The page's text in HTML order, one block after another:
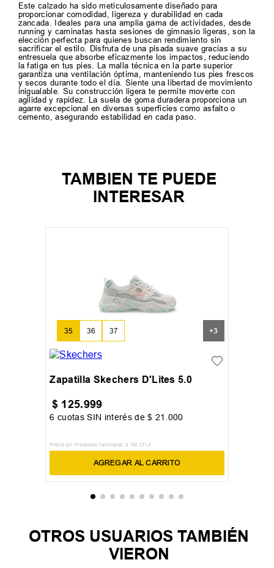
Este calzado ha sido meticulosamente diseñado para
proporcionar comodidad, ligereza y durabilidad en cada
zancada. Ideales para una amplia gama de actividades, desde
running y caminatas hasta sesiones de gimnasio ligeras, son la
elección perfecta para quienes buscan rendimiento sin
sacrificar el estilo. Disfruta de una pisada suave gracias a su
entresuela que absorbe eficazmente los impactos, reduciendo
la fatiga en tus pies. La malla técnica en la parte superior
garantiza una ventilación óptima, manteniendo tus pies frescos
y secos durante todo el día. Siente una libertad de movimiento
inigualable. Su construcción ligera te permite moverte con
agilidad y rapidez. La suela de goma duradera proporciona un
agarre excepcional en diversas superficies como asfalto o
cemento, asegurando estabilidad en cada paso.
TAMBIEN TE PUEDE
INTERESAR
35 36 37 +3
Zapatilla Skechers D'Lites 5.0
$ 125.999
6 cuotas SIN interés de$ 21 000
Precio sin impuestos nacionales: $ 104 131 ,4
AGREGAR AL CARRITO
OTROS USUARIOS TAMBIÉN
VIERON